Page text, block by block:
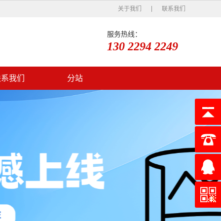
关于我们 联系我们
服务热线：
130 2294 2249
我们 分站